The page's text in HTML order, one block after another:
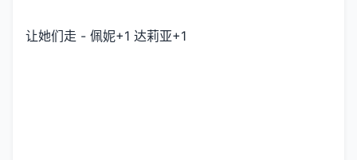
让她们走 - 佩妮+1 达莉亚+1